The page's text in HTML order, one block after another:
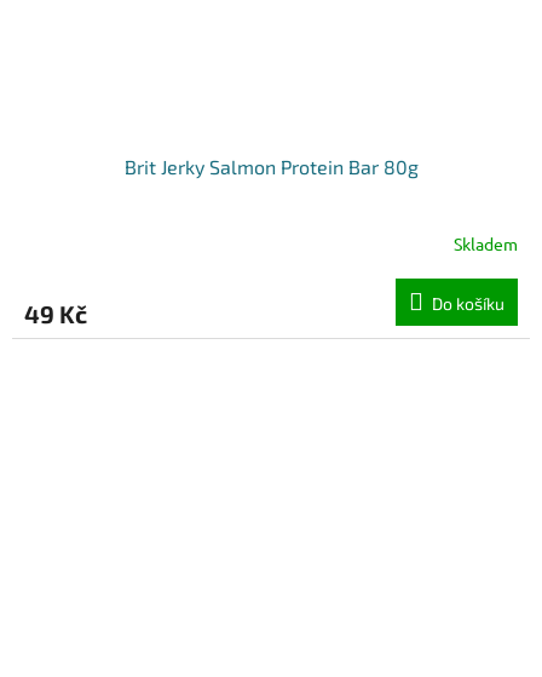
Brit Jerky Salmon Protein Bar 80g
Skladem
49 Kč Do košíku